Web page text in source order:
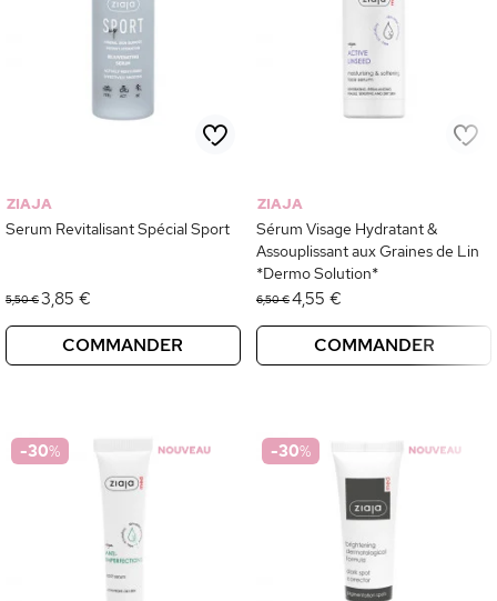
ZIAJA
Serum Revitalisant Spécial Sport
5,50 €3,85 €
COMMANDER
ZIAJA
Sérum Visage Hydratant &
Assouplissant aux Graines de Lin
*Dermo Solution*
6,50 €4,55 €
COMMANDER
-30% -30%